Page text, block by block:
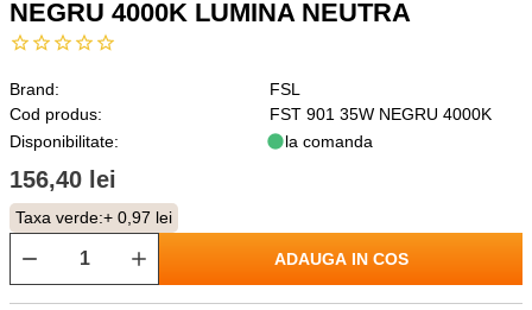
NEGRU 4000K LUMINA NEUTRA
Brand:
FSL
Cod produs:
FST 901 35W NEGRU 4000K
Disponibilitate:
la comanda
156,40 lei
Taxa verde:+ 0,97 lei
ADAUGA IN COS